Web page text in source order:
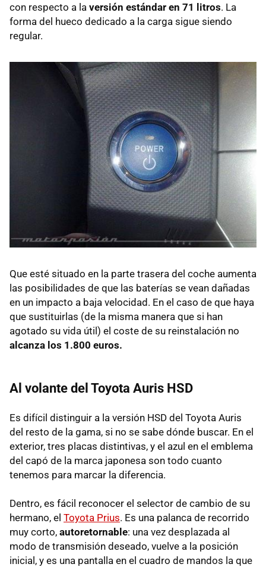
con respecto a la versión estándar en 71 litros. La
forma del hueco dedicado a la carga sigue siendo
regular.
Que esté situado en la parte trasera del coche aumenta
las posibilidades de que las baterías se vean dañadas
en un impacto a baja velocidad. En el caso de que haya
que sustituirlas (de la misma manera que si han
agotado su vida útil) el coste de su reinstalación no
alcanza los 1.800 euros.
Al volante del Toyota Auris HSD
Es difícil distinguir a la versión HSD del Toyota Auris
del resto de la gama, si no se sabe dónde buscar. En el
exterior, tres placas distintivas, y el azul en el emblema
del capó de la marca japonesa son todo cuanto
tenemos para marcar la diferencia.
Dentro, es fácil reconocer el selector de cambio de su
hermano, el Toyota Prius. Es una palanca de recorrido
muy corto, autoretornable: una vez desplazada al
modo de transmisión deseado, vuelve a la posición
inicial, y es una pantalla en el cuadro de mandos la que